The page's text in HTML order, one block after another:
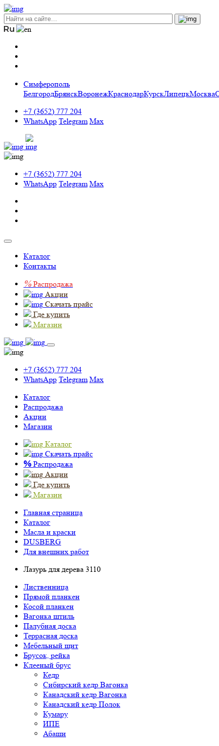
Симферополь
БелгородБрянскВоронежКраснодарКурскЛипецкМосква
+7 (3652) 777 204
WhatsApp Telegram Max
+7 (3652) 777 204
WhatsApp Telegram Max
Каталог
Контакты
% Распродажа
Акции
Скачать прайс
Где купить
Магазин
+7 (3652) 777 204
WhatsApp Telegram Max
Каталог
Распродажа
Акции
Магазин
Каталог
Скачать прайс
% Распродажа
Акции
Где купить
Магазин
Главная страница
Каталог
Масла и краски
DUSBERG
Для внешних работ
Лазурь для дерева 3110
Лиственница
Прямой планкен
Косой планкен
Вагонка штиль
Палубная доска
Террасная доска
Мебельный щит
Брусок, рейка
Клееный брус
Кедр
Сибирский кедр Вагонка
Канадский кедр Вагонка
Канадский кедр Полок
Кумару
ИПЕ
Абаши